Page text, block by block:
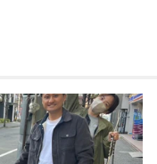
は千駄ヶ谷オフィス時
いたしました...